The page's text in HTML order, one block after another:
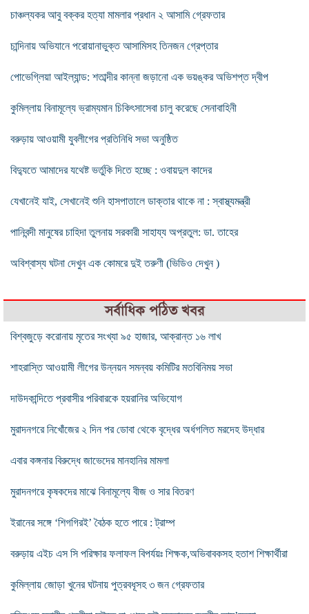
চাঞ্চল্যকর আবু বক্কর হত্যা মামলার প্রধান ২ আসামি গ্রেফতার
চান্দিনায় অভিযানে পরোয়ানাভুক্ত আসামিসহ তিনজন গ্রেপ্তার
পোভেগ্লিয়া আইল্যান্ড: শতাব্দীর কান্না জড়ানো এক ভয়ঙ্কর অভিশপ্ত দ্বীপ
কুমিল্লায় বিনামূল্যে ভ্রাম্যমান চিকিৎসাসেবা চালু করেছে সেনাবাহিনী
বরুড়ায় আওয়ামী যুবলীগের প্রতিনিধি সভা অনুষ্ঠিত
বিদ্যুতে আমাদের যথেষ্ট ভর্তুকি দিতে হচ্ছে : ওবায়দুল কাদের
যেখানেই যাই, সেখানেই শুনি হাসপাতালে ডাক্তার থাকে না : স্বাস্থ্যমন্ত্রী
পানিবন্দী মানুষের চাহিদা তুলনায় সরকারী সাহায্য অপ্রতুল: ডা. তাহের
অবিশ্বাস্য ঘটনা দেখুন এক কোমরে দুই তরুণী (ভিডিও দেখুন )
সর্বাধিক পঠিত খবর
বিশ্বজুড়ে করোনায় মৃতের সংখ্যা ৯৫ হাজার, আক্রান্ত ১৬ লাখ
শাহরাস্তি আওয়ামী লীগের উন্নয়ন সমন্বয় কমিটির মতবিনিময় সভা
দাউদকান্দিতে প্রবাসীর পরিবারকে হয়রানির অভিযোগ
মুরাদনগরে নিখোঁজের ২ দিন পর ডোবা থেকে বৃদ্ধের অর্ধগলিত মরদেহ উদ্ধার
এবার কঙ্গনার বিরুদ্ধে জাভেদের মানহানির মামলা
মুরাদনগরে কৃষকদের মাঝে বিনামূল্যে বীজ ও সার বিতরণ
ইরানের সঙ্গে ‘শিগগিরই’ বৈঠক হতে পারে : ট্রাম্প
বরুড়ায় এইচ এস সি পরিক্ষার ফলাফল বিপর্যয়ঃ শিক্ষক,অভিবাবকসহ হতাশ শিক্ষার্থীরা
কুমিল্লায় জোড়া খুনের ঘটনায় পুত্রবধূসহ ৩ জন গ্রেফতার